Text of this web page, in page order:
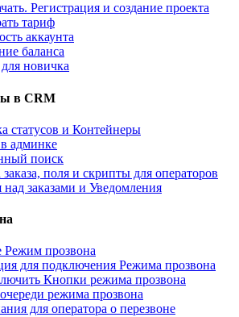
Регистрация и создание проекта
тариф
аккаунта
баланса
новичка
в CRM
статусов и Контейнеры
админке
поиск
поля и скрипты для операторов
над заказами и Уведомления
Режим прозвона
для подключения Режима прозвона
Кнопки режима прозвона
режима прозвона
для оператора о перезвоне